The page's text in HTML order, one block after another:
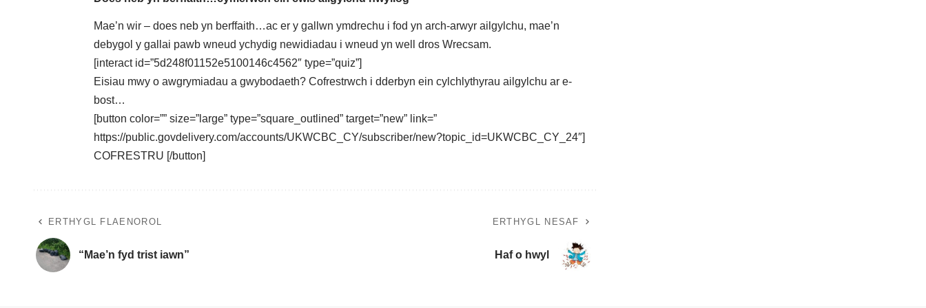
Mae’n wir – does neb yn berffaith…ac er y gallwn ymdrechu i fod yn arch-arwyr ailgylchu, mae’n
debygol y gallai pawb wneud ychydig newidiadau i wneud yn well dros Wrecsam.
[interact id=”5d248f01152e5100146c4562″ type=”quiz”]
Eisiau mwy o awgrymiadau a gwybodaeth? Cofrestrwch i dderbyn ein cylchlythyrau ailgylchu ar e-
bost…
[button color=”” size=”large” type=”square_outlined” target=”new” link=”
https://public.govdelivery.com/accounts/UKWCBC_CY/subscriber/new?topic_id=UKWCBC_CY_24″]
COFRESTRU [/button]
ERTHYGL FLAENOROL
“Mae’n fyd trist iawn”
ERTHYGL NESAF
Haf o hwyl